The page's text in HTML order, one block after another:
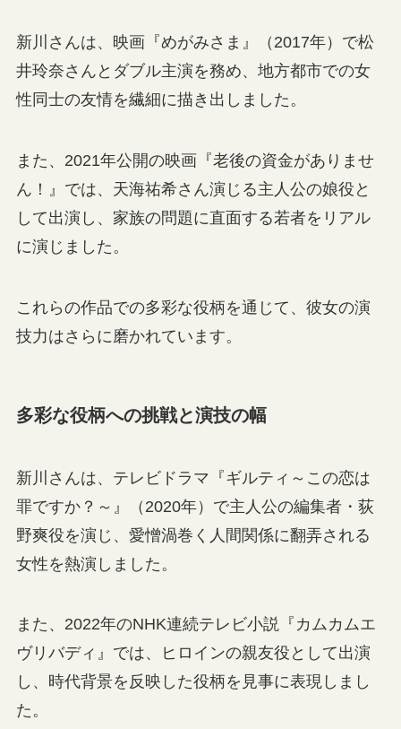
新川さんは、映画『めがみさま』（2017年）で松
井玲奈さんとダブル主演を務め、地方都市での女
性同士の友情を繊細に描き出しました。
また、2021年公開の映画『老後の資金がありませ
ん！』では、天海祐希さん演じる主人公の娘役と
して出演し、家族の問題に直面する若者をリアル
に演じました。
これらの作品での多彩な役柄を通じて、彼女の演
技力はさらに磨かれています。
多彩な役柄への挑戦と演技の幅
新川さんは、テレビドラマ『ギルティ～この恋は
罪ですか？～』（2020年）で主人公の編集者・荻
野爽役を演じ、愛憎渦巻く人間関係に翻弄される
女性を熱演しました。
また、2022年のNHK連続テレビ小説『カムカムエ
ヴリバディ』では、ヒロインの親友役として出演
し、時代背景を反映した役柄を見事に表現しまし
た。